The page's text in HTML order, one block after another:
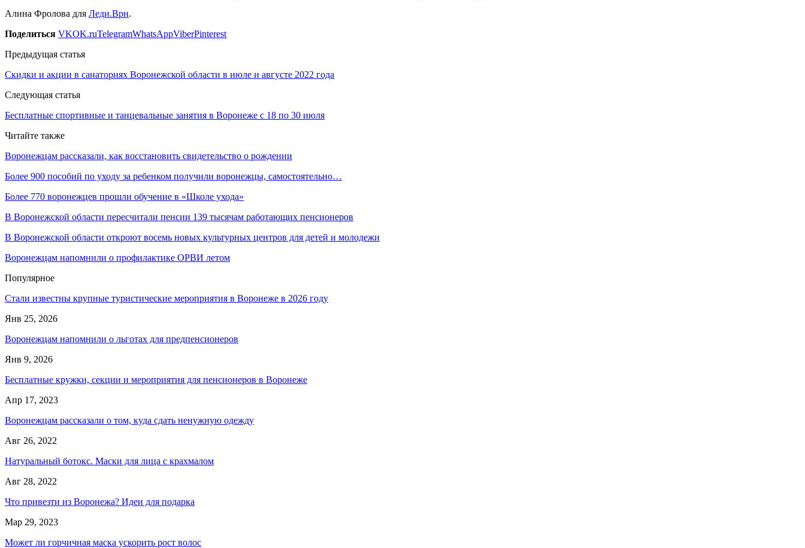
Алина Фролова для Леди.Врн.
Поделиться VKOK.ruTelegramWhatsAppViberPinterest
Предыдущая статья
Скидки и акции в санаториях Воронежской области в июле и августе 2022 года
Следующая статья
Бесплатные спортивные и танцевальные занятия в Воронеже с 18 по 30 июля
Читайте также
Воронежцам рассказали, как восстановить свидетельство о рождении
Более 900 пособий по уходу за ребенком получили воронежцы, самостоятельно…
Более 770 воронежцев прошли обучение в «Школе ухода»
В Воронежской области пересчитали пенсии 139 тысячам работающих пенсионеров
В Воронежской области откроют восемь новых культурных центров для детей и молодежи
Воронежцам напомнили о профилактике ОРВИ летом
Популярное
Стали известны крупные туристические мероприятия в Воронеже в 2026 году
Янв 25, 2026
Воронежцам напомнили о льготах для предпенсионеров
Янв 9, 2026
Бесплатные кружки, секции и мероприятия для пенсионеров в Воронеже
Апр 17, 2023
Воронежцам рассказали о том, куда сдать ненужную одежду
Авг 26, 2022
Натуральный ботокс. Маски для лица с крахмалом
Авг 28, 2022
Что привезти из Воронежа? Идеи для подарка
Мар 29, 2023
Может ли горчичная маска ускорить рост волос